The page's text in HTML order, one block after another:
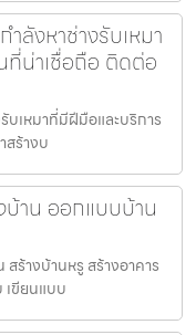
ลังหาช่างรับเหมา
น่าเชื่อถือ ติดต่อ
บเหมาที่มีฝีมือและบริการ
สร้างบ
บ้าน ออกแบบบ้าน
สร้างบ้านหรู สร้างอาคาร
เขียนแบบ